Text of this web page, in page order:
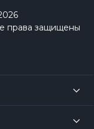
права защищены